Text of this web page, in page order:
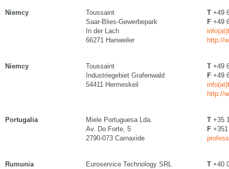
Niemcy
Toussaint
Saar-Blies-Gewerbepark
In der Lach
66271 Hanweiler
T +49
F +49
http://
Niemcy
Toussaint
Industriegebiet Grafenwald
54411 Hermeskeil
T +49
F +49
http://
Portugalia
Miele Portuguesa Lda.
Av. Do Forte, 5
2790-073 Carnaxide
T +35
F
Rumunia
Euroservice Technology SRL
T +40